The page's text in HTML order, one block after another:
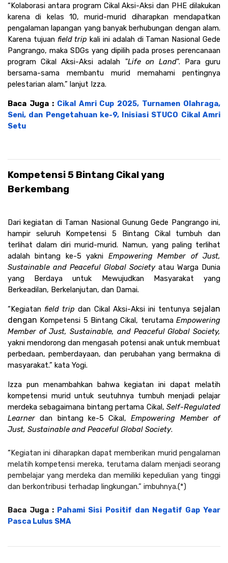
“Kolaborasi antara program Cikal Aksi-Aksi dan PHE dilakukan
karena di kelas 10, murid-murid diharapkan mendapatkan
pengalaman lapangan yang banyak berhubungan dengan alam.
Karena tujuan field trip kali ini adalah di Taman Nasional Gede
Pangrango, maka SDGs yang dipilih pada proses perencanaan
program Cikal Aksi-Aksi adalah "Life on Land". Para guru
bersama-sama membantu murid memahami pentingnya
pelestarian alam.” lanjut Izza.
Baca Juga : Cikal Amri Cup 2025, Turnamen Olahraga,
Seni, dan Pengetahuan ke-9, Inisiasi STUCO Cikal Amri
Setu
Kompetensi 5 Bintang Cikal yang
Berkembang
Dari kegiatan di Taman Nasional Gunung Gede Pangrango ini,
hampir seluruh Kompetensi 5 Bintang Cikal tumbuh dan
terlihat dalam diri murid-murid. Namun, yang paling terlihat
adalah bintang ke-5 yakni Empowering Member of Just,
Sustainable and Peaceful Global Society atau Warga Dunia
yang Berdaya untuk Mewujudkan Masyarakat yang
Berkeadilan, Berkelanjutan, dan Damai.
“Kegiatan field trip dan Cikal Aksi-Aksi ini tentunya sejalan
dengan Kompetensi 5 Bintang Cikal, terutama Empowering
yakni mendorong dan mengasah potensi anak untuk membuat
perbedaan, pemberdayaan, dan perubahan yang bermakna di
masyarakat.” kata Yogi.
Izza pun menambahkan bahwa kegiatan ini dapat melatih
kompetensi murid untuk seutuhnya tumbuh menjadi pelajar
merdeka sebagaimana bintang pertama Cikal, Self-Regulated
Learner dan bintang ke-5 Cikal, Empowering Member of
Just, Sustainable and Peaceful Global Society.
“Kegiatan ini diharapkan dapat memberikan murid pengalaman
melatih kompetensi mereka, terutama dalam menjadi seorang
pembelajar yang merdeka dan memiliki kepedulian yang tinggi
dan berkontribusi terhadap lingkungan.” imbuhnya.(*)
Baca Juga : Pahami Sisi Positif dan Negatif Gap Year
Pasca Lulus SMA